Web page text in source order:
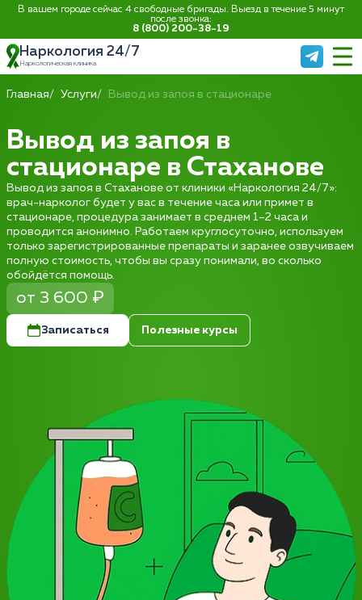
В вашем городе сейчас 4 свободные бригады. Выезд в течение 5 минут
после звонка:
8 (800) 200-38-19
Наркология 24/7
Наркологическая клиника
Главная Услуги Вывод из запоя в стационаре
Вывод из запоя в
стационаре в Стаханове
Вывод из запоя в Стаханове от клиники «Наркология 24/7»:
врач-нарколог будет у вас в течение часа или примет в
стационаре, процедура занимает в среднем 1–2 часа и
проводится анонимно. Работаем круглосуточно, используем
только зарегистрированные препараты и заранее озвучиваем
полную стоимость, чтобы вы сразу понимали, во сколько
обойдётся помощь.
от 3 600 ₽
Записаться Полезные курсы